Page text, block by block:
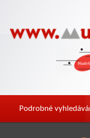
Podrobné